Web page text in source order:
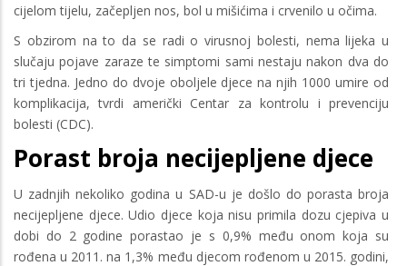
cijelom tijelu, začepljen nos, bol u mišićima i crvenilo u očima.
S obzirom na to da se radi o virusnoj bolesti, nema lijeka u
slučaju pojave zaraze te simptomi sami nestaju nakon dva do
tri tjedna. Jedno do dvoje oboljele djece na njih 1000 umire od
komplikacija, tvrdi američki Centar za kontrolu i prevenciju
bolesti (CDC).
Porast broja necijepljene djece
U zadnjih nekoliko godina u SAD-u je došlo do porasta broja
necijepljene djece. Udio djece koja nisu primila dozu cjepiva u
dobi do 2 godine porastao je s 0,9% među onom koja su
rođena u 2011. na 1,3% među djecom rođenom u 2015. godini,